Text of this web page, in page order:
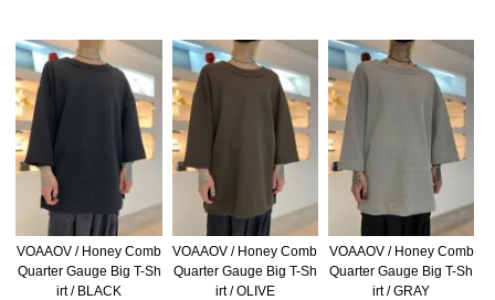
VOAAOV / Honey Comb
Quarter Gauge Big T-Sh
irt / BLACK
VOAAOV / Honey Comb
Quarter Gauge Big T-Sh
irt / OLIVE
VOAAOV / Honey Comb
Quarter Gauge Big T-Sh
irt / GRAY